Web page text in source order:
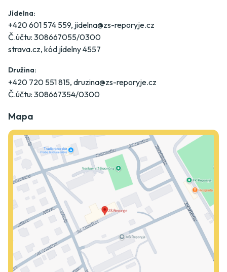
Jídelna:
+420 601 574 559, jidelna@zs-reporyje.cz
Č.účtu: 308667055/0300
strava.cz, kód jídelny 4557
Družina:
+420 720 551 815, druzina@zs-reporyje.cz
Č.účtu: 308667354/0300
Mapa